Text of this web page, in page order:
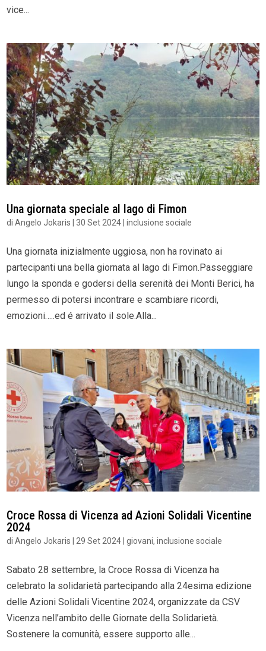
vice...
Una giornata speciale al lago di Fimon
diAngelo Jokaris 30 Set 2024 |inclusione sociale
Una giornata inizialmente uggiosa, non ha rovinato ai
partecipanti una bella giornata al lago di Fimon.Passeggiare
lungo la sponda e godersi della serenità dei Monti Berici, ha
permesso di potersi incontrare e scambiare ricordi,
emozioni…..ed é arrivato il sole.Alla...
Croce Rossa di Vicenza ad Azioni Solidali Vicentine
2024
diAngelo Jokaris | 29 Set 2024|giovani,inclusione sociale
Sabato 28 settembre, la Croce Rossa di Vicenza ha
celebrato la solidarietà partecipando alla 24esima edizione
delle Azioni Solidali Vicentine 2024, organizzate da CSV
Vicenza nell’ambito delle Giornate della Solidarietà.
Sostenere la comunità, essere supporto alle...